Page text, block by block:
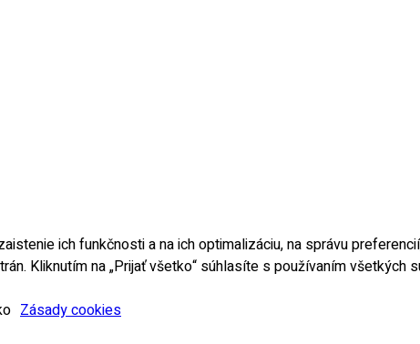
ich funkčnosti a na ich optimalizáciu, na správu
Kliknutím na „Prijať všetko“ súhlasíte s používaním
Zásady cookies